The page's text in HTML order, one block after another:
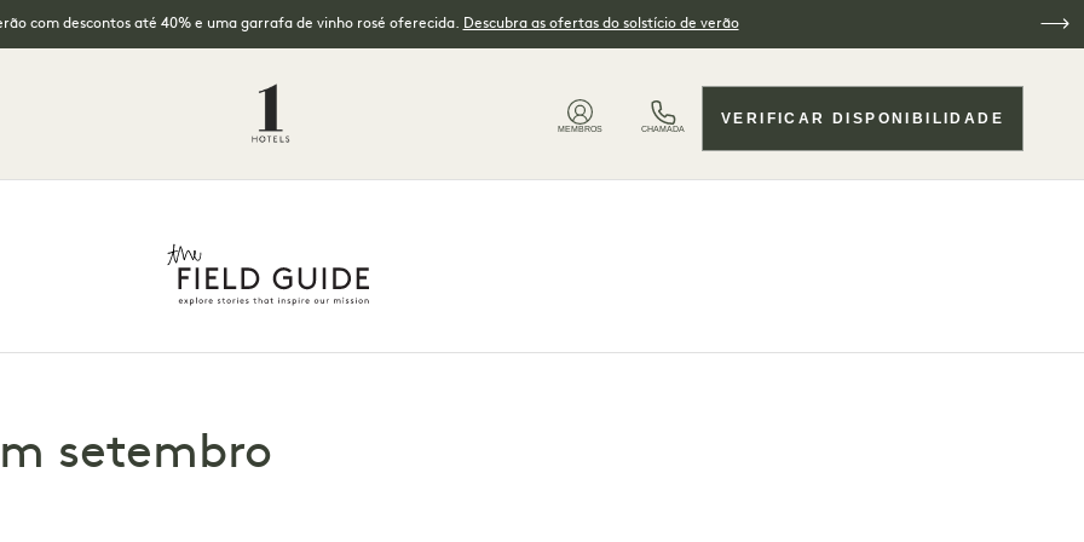
com descontos até 40% e uma garrafa de vinho rosé oferecida. Descubra as ofertas do solstício de verão
MEMBROS CHAMADA
VERIFICAR DISPONIBILIDADE
setembro